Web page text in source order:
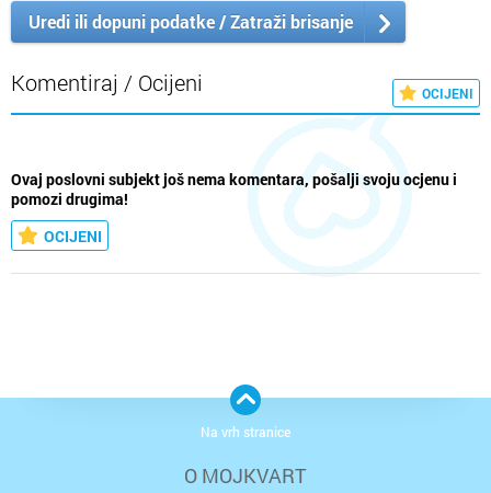
Uredi ili dopuni podatke / Zatraži brisanje
Komentiraj / Ocijeni OCIJENI
Ovaj poslovni subjekt još nema komentara, pošalji svoju ocjenu i
pomozi drugima!
OCIJENI
O MOJKVART
Na vrh stranice